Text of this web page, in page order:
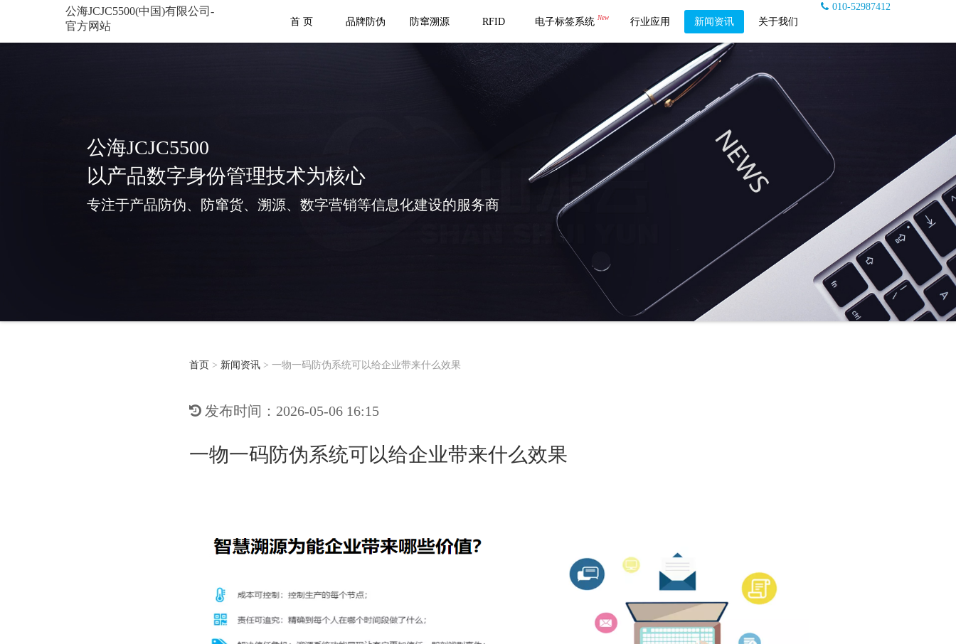
公海JCJC5500(中国)有限公司-
官方网站
010-52987412
首 页
品牌防伪 防窜溯源 RFID 电子标签系统 New 行业应用 新闻资讯 关于我们
公海JCJC5500
以产品数字身份管理技术为核心
专注于产品防伪、防窜货、溯源、数字营销等信息化建设的服务商
首页 > 新闻资讯 > 一物一码防伪系统可以给企业带来什么效果
发布时间：2026-05-06 16:15
一物一码防伪系统可以给企业带来什么效果